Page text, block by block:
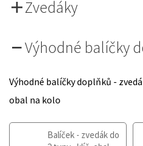
Zvedáky
Výhodné balíčky
Výhodné balíčky doplňků -
obal na kolo
Balíček - zvedák do